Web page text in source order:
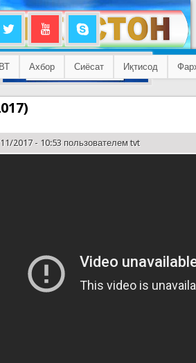
Ахбор Сиёсат Иқтисод
2017 - 10:53 пользователем tvt